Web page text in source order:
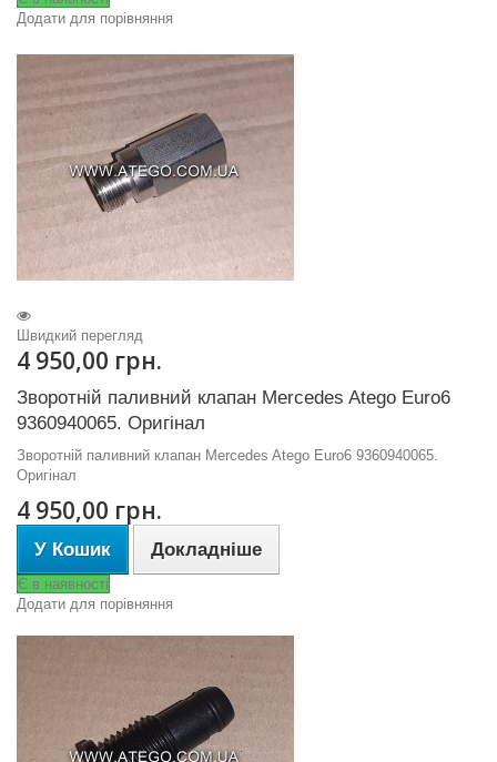
Додати для порівняння
Швидкий перегляд
4 950,00 грн.
Зворотній паливний клапан Mercedes Atego Euro6
9360940065. Оригінал
Зворотній паливний клапан Mercedes Atego Euro6 9360940065.
Оригінал
4 950,00 грн.
У Кошик Докладніше
Є в наявності
Додати для порівняння